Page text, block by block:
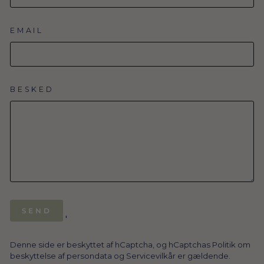
EMAIL
BESKED
SEND
'
Denne side er beskyttet af hCaptcha, og hCaptchas Politik om
beskyttelse af persondata og Servicevilkår er gældende.